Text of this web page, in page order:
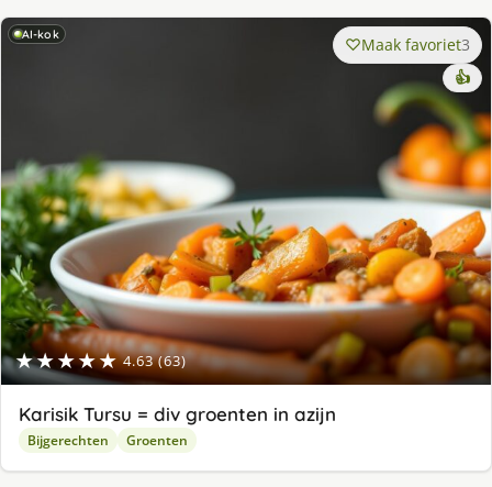
AI-kok
★★★★★ 4.63 (63)
Maak favoriet3
👍
Karisik Tursu = div groenten in azijn
Bijgerechten Groenten